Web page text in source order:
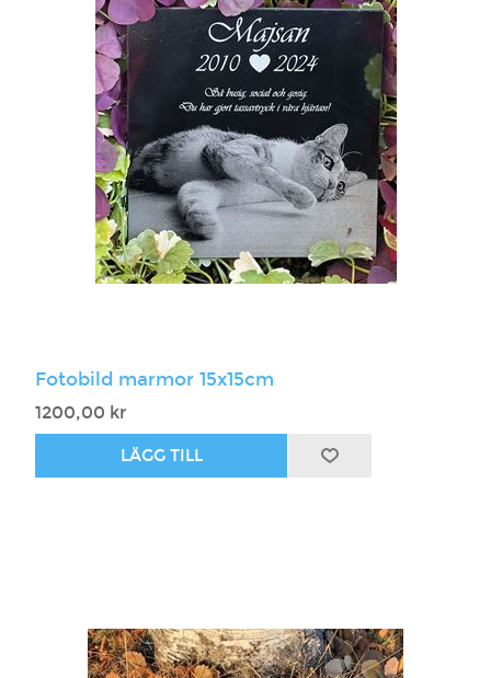
Fotobild marmor 15x15cm
1200,00 kr